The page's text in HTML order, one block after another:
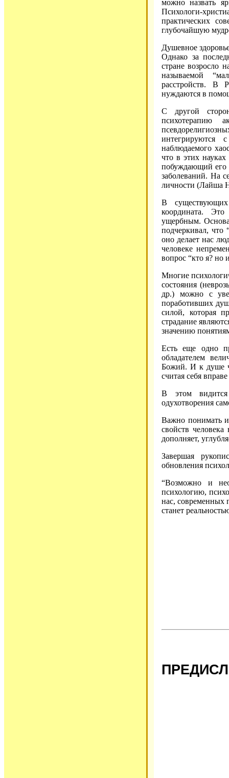
можно назвать
Психологи-
практических
глубочайшую
Душевное
Однако за
стране возросло
называемой
расстройств. В
нуждаются в
С другой
психотерапию
интегрируются
наблюдаемого
что в этих
побуждающий его
заболеваний. На
личности (Лайша
В существующих
координата.
ущербным.
подчеркивал, что
оно делает нас
человеке
вопрос “кто я? но
Многие
состояния
др.) можно с
поработивших
силой, которая
страдание
значению
Есть еще одно
обладателем
Божий. И к душе
считая себя
В этом видится
одухотворения
Важно понимать и
свойств
дополняет,
Завершая
обновления
“Возможно и
психологию,
нас, современных
станет